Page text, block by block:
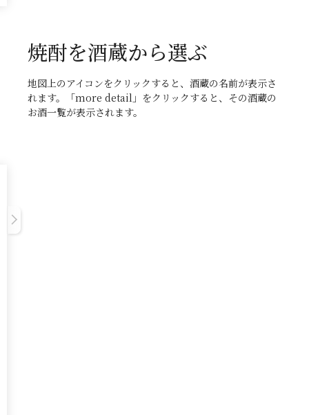
焼酎を酒蔵から選ぶ
地図上のアイコンをクリックすると、酒蔵の名前が表示さ
れます。「more detail」をクリックすると、その酒蔵の
お酒一覧が表示されます。